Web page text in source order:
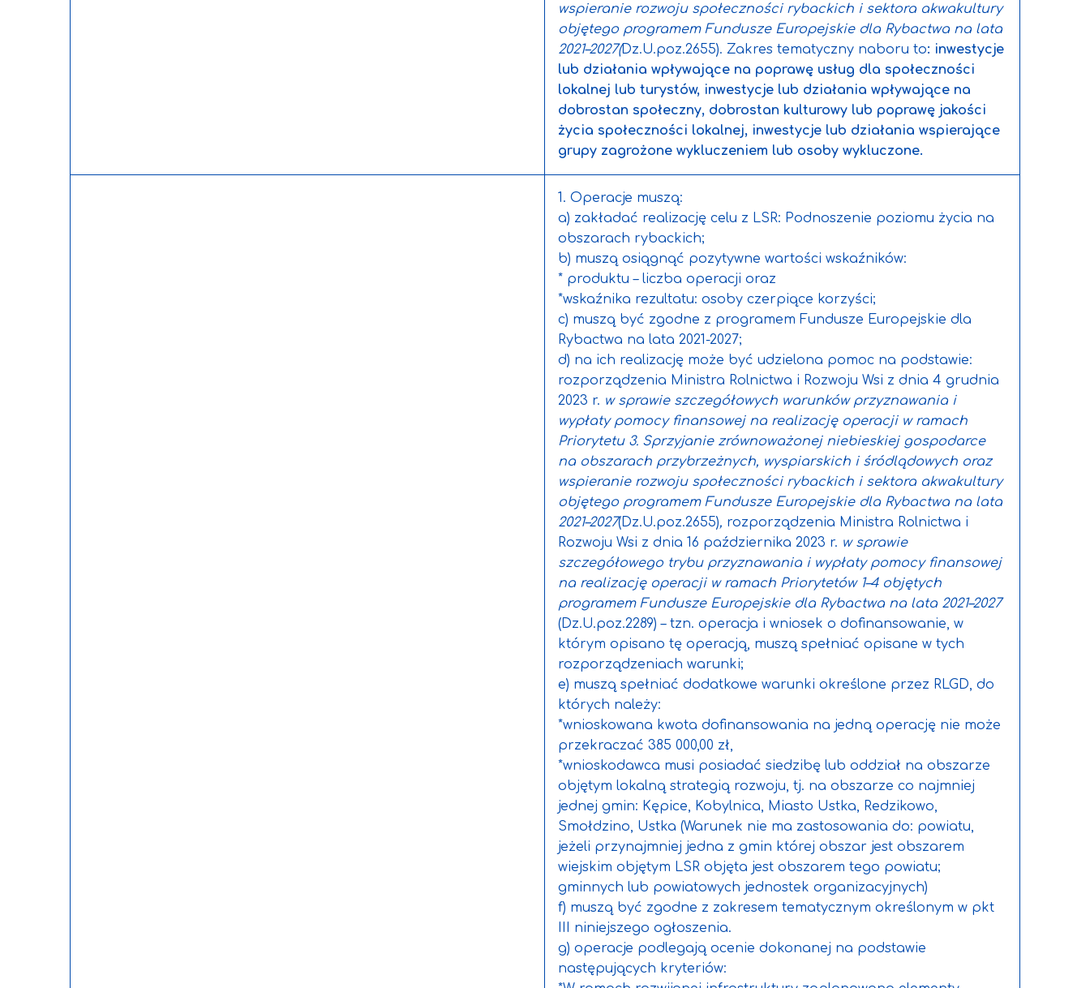
wspieranie rozwoju społeczności rybackich i sektora akwakultury
objętego programem Fundusze Europejskie dla Rybactwa na lata
2021–2027(Dz.U.poz.2655). Zakres tematyczny naboru to: inwestycje
lub działania wpływające na poprawę usług dla społeczności
lokalnej lub turystów, inwestycje lub działania wpływające na
dobrostan społeczny, dobrostan kulturowy lub poprawę jakości
życia społeczności lokalnej, inwestycje lub działania wspierające
grupy zagrożone wykluczeniem lub osoby wykluczone.
1. Operacje muszą:
a) zakładać realizację celu z LSR: Podnoszenie poziomu życia na
obszarach rybackich;
b) muszą osiągnąć pozytywne wartości wskaźników:
* produktu – liczba operacji oraz
*wskaźnika rezultatu: osoby czerpiące korzyści;
c) muszą być zgodne z programem Fundusze Europejskie dla
Rybactwa na lata 2021-2027;
d) na ich realizację może być udzielona pomoc na podstawie:
rozporządzenia Ministra Rolnictwa i Rozwoju Wsi z dnia 4 grudnia
2023 r. w sprawie szczegółowych warunków przyznawania i
wypłaty pomocy finansowej na realizację operacji w ramach
Priorytetu 3. Sprzyjanie zrównoważonej niebieskiej gospodarce
na obszarach przybrzeżnych, wyspiarskich i śródlądowych oraz
wspieranie rozwoju społeczności rybackich i sektora akwakultury
objętego programem Fundusze Europejskie dla Rybactwa na lata
2021–2027(Dz.U.poz.2655), rozporządzenia Ministra Rolnictwa i
Rozwoju Wsi z dnia 16 października 2023 r. w sprawie
szczegółowego trybu przyznawania i wypłaty pomocy finansowej
na realizację operacji w ramach Priorytetów 1–4 objętych
programem Fundusze Europejskie dla Rybactwa na lata 2021–2027
(Dz.U.poz.2289) – tzn. operacja i wniosek o dofinansowanie, w
którym opisano tę operacją, muszą spełniać opisane w tych
rozporządzeniach warunki;
e) muszą spełniać dodatkowe warunki określone przez RLGD, do
których należy:
*wnioskowana kwota dofinansowania na jedną operację nie może
przekraczać 385 000,00 zł,
*wnioskodawca musi posiadać siedzibę lub oddział na obszarze
objętym lokalną strategią rozwoju, tj. na obszarze co najmniej
jednej gmin: Kępice, Kobylnica, Miasto Ustka, Redzikowo,
Smołdzino, Ustka (Warunek nie ma zastosowania do: powiatu,
jeżeli przynajmniej jedna z gmin której obszar jest obszarem
wiejskim objętym LSR objęta jest obszarem tego powiatu;
gminnych lub powiatowych jednostek organizacyjnych)
f) muszą być zgodne z zakresem tematycznym określonym w pkt
III niniejszego ogłoszenia.
g) operacje podlegają ocenie dokonanej na podstawie
następujących kryteriów: